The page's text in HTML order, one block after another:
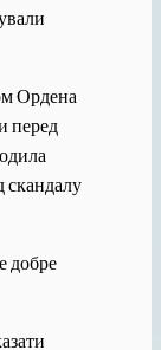
Ордена
перед
скандалу
добре